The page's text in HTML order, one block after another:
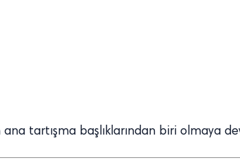
tartışma başlıklarından biri olmaya